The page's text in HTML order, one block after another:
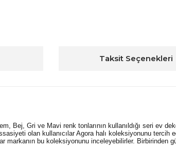
Taksit Seçenekleri
Bej, Gri ve Mavi renk tonlarının kullanıldığı seri ev
olan kullanıcılar Agora halı koleksiyonunu tercih
markanın bu koleksiyonunu inceleyebilirler. Birbirinden